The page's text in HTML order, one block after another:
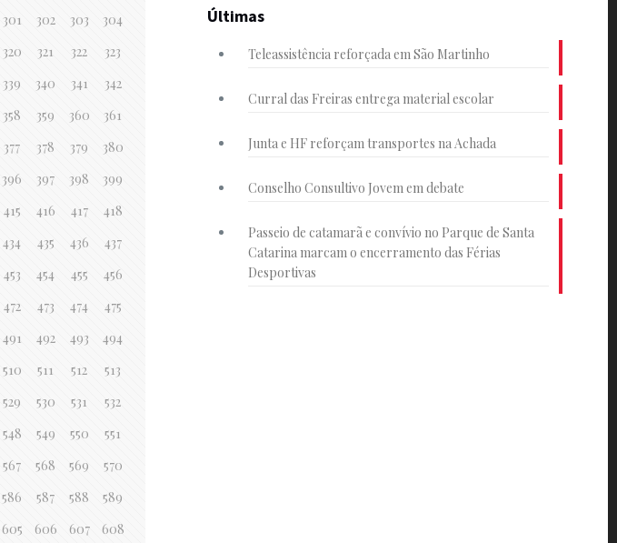
301 302 303
304
320 321 322
323
339 340 341
342
358 359 360
361
377 378 379
380
396 397 398
399
415 416 417
418
434 435 436
437
453 454 455
456
472 473 474
475
491 492 493
494
510 511 512
513
529 530 531
532
548 549 550
551
567 568 569
570
586 587 588
589
605 606 607 608
Últimas
Teleassistência reforçada em São Martinho
Curral das Freiras entrega material escolar
Junta e HF reforçam transportes na Achada
Conselho Consultivo Jovem em debate
Passeio de catamarã e convívio no Parque de Santa
Catarina marcam o encerramento das Férias
Desportivas